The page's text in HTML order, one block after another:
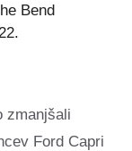
Bend
zmanjšali
Ford Capri